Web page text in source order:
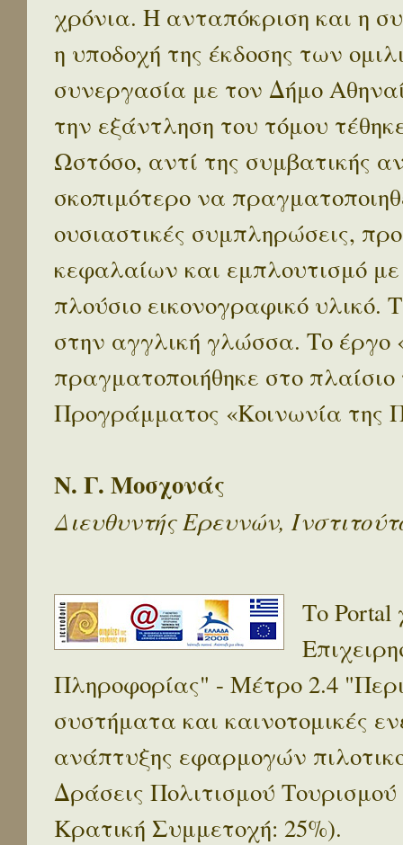
χρόνια. Η ανταπόκριση και η
η υποδοχή της έκδοσης των
συνεργασία με τον Δήμο
την εξάντληση του τόμου
Ωστόσο, αντί της συμβατικής
σκοπιμότερο να
ουσιαστικές συμπληρώσεις,
κεφαλαίων και εμπλουτισμό
πλούσιο εικονογραφικό
στην αγγλική γλώσσα. Το
πραγματοποιήθηκε στο
Προγράμματος «Κοινωνία της
Ν. Γ. Μοσχονάς
Διευθυντής Ερευνών,
Το Portal
Πληροφορίας" - Μέτρο 2.4
συστήματα και καινοτομικές
ανάπτυξης εφαρμογών
Δράσεις Πολιτισμού
Κρατική Συμμετοχή: 25%).